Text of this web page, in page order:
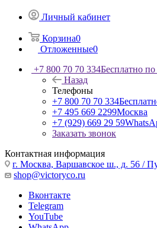
Личный кабинет
Корзина0
Отложенные0
+7 800 70 70 334Бесплатно
Назад
Телефоны
+7 800 70 70 334
+7 495 669 2299Москва
+7 (929) 669 29 59
Заказать звонок
Контактная информация
г. Москва, Варшавское ш., д. 56 /
shop@victoryco.ru
Вконтакте
Telegram
YouTube